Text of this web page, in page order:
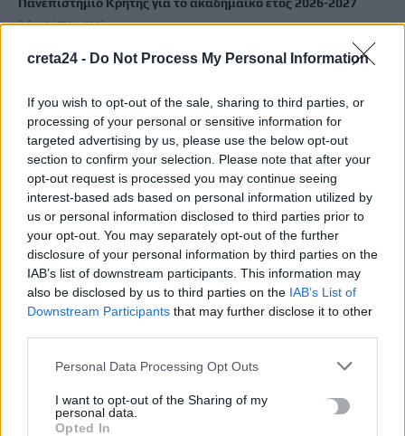
creta24 - Do Not Process My Personal Information
If you wish to opt-out of the sale, sharing to third parties, or
processing of your personal or sensitive information for
targeted advertising by us, please use the below opt-out
section to confirm your selection. Please note that after your
opt-out request is processed you may continue seeing
interest-based ads based on personal information utilized by
us or personal information disclosed to third parties prior to
your opt-out. You may separately opt-out of the further
disclosure of your personal information by third parties on the
IAB’s list of downstream participants. This information may
also be disclosed by us to third parties on the IAB’s List of
Downstream Participants that may further disclose it to other
Personal Data Processing Opt Outs
I want to opt-out of the Sharing of my
personal data.
Opted In
8 Αυγούστου, 2026
εγκέφαλο
8 Αυγούστου, 2026
Επίδομα €391 από τον ΟΠΕΚΑ, χωρίς εισοδηματικά κριτήρια:
Η προϋπόθεση
Θεατρική αφήγηση «Έρευσεν ύδωρ» στο Δημοτικό Σχολείο
Κεφαλά
TRENDING
ΑΠΑΤΗΤΕΣ ΠΑΡΑΛΙΕΣ # ΠΕΡΣΕΙΔΕΣ # ΕΝΟΙΚΙΑ
ΠΥΡΚΑΓΙΕΣ